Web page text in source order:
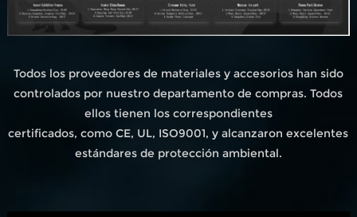
Todos los proveedores de materiales y accesorios han sido
controlados por nuestro departamento de compras. Todos
ellos tienen los correspondientes
certificados, como CE, UL, ISO9001, y alcanzaron excelentes
estándares de protección ambiental.